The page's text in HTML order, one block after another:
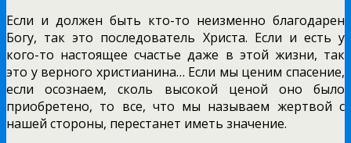
Если и должен быть кто-то неизменно благодарен
Богу, так это последователь Христа. Если и есть у
кого-то настоящее счастье даже в этой жизни, так
это у верного христианина… Если мы ценим спасение,
если осознаем, сколь высокой ценой оно было
приобретено, то все, что мы называем жертвой с
нашей стороны, перестанет иметь значение.